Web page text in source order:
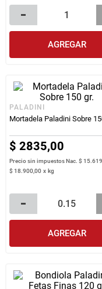
AGREGAR
PALADINI
Mortadela Paladini Sobre
$ 2835,00
Precio sin impuestos Nac.$
$ 18.900,00 x kg
AGREGAR